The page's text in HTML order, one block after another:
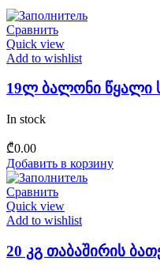
Сравнить
Quick view
Add to wishlist
19ლ ბალონი წყალი
In stock
₾0.00
Добавить в корзину
Сравнить
Quick view
Add to wishlist
20 კგ თაბაშირის